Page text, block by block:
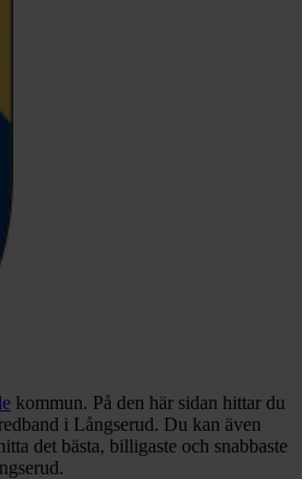
kommun. På den här sidan hittar du
i Långserud. Du kan även
det bästa, billigaste och snabbaste